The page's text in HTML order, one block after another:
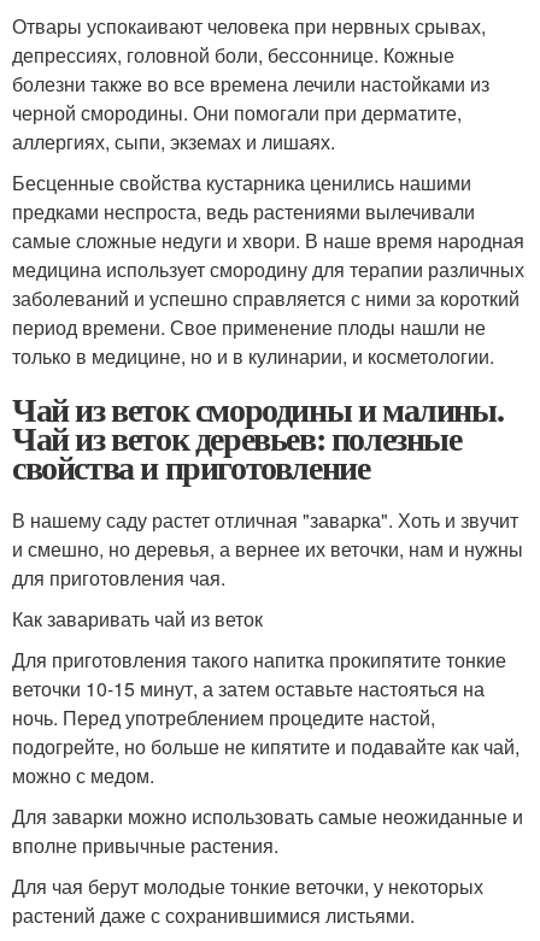
Отвары успокаивают человека при нервных срывах,
депрессиях, головной боли, бессоннице. Кожные
болезни также во все времена лечили настойками из
черной смородины. Они помогали при дерматите,
аллергиях, сыпи, экземах и лишаях.
Бесценные свойства кустарника ценились нашими
предками неспроста, ведь растениями вылечивали
самые сложные недуги и хвори. В наше время народная
медицина использует смородину для терапии различных
заболеваний и успешно справляется с ними за короткий
период времени. Свое применение плоды нашли не
только в медицине, но и в кулинарии, и косметологии.
Чай из веток смородины и малины.
Чай из веток деревьев: полезные
свойства и приготовление
В нашему саду растет отличная "заварка". Хоть и звучит
и смешно, но деревья, а вернее их веточки, нам и нужны
для приготовления чая.
Как заваривать чай из веток
Для приготовления такого напитка прокипятите тонкие
веточки 10-15 минут, а затем оставьте настояться на
ночь. Перед употреблением процедите настой,
подогрейте, но больше не кипятите и подавайте как чай,
можно с медом.
Для заварки можно использовать самые неожиданные и
вполне привычные растения.
Для чая берут молодые тонкие веточки, у некоторых
растений даже с сохранившимися листьями.